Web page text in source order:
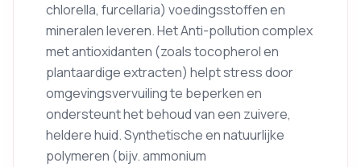
chlorella, furcellaria) voedingsstoffen en
mineralen leveren. Het Anti-pollution complex
met antioxidanten (zoals tocopherol en
plantaardige extracten) helpt stress door
omgevingsvervuiling te beperken en
ondersteunt het behoud van een zuivere,
heldere huid. Synthetische en natuurlijke
polymeren (bijv. ammonium